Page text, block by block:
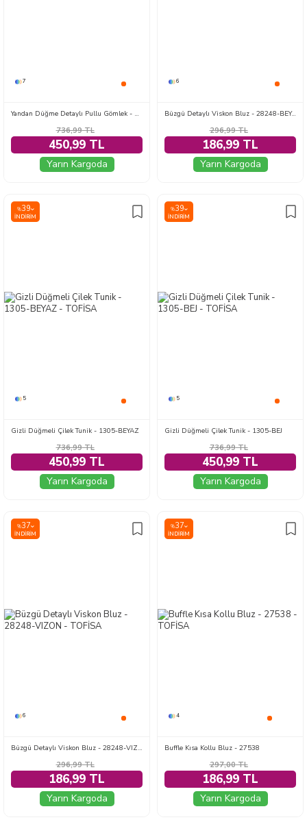
7
Yandan Düğme Detaylı Pullu Gömlek - 1304-BEYAZ
736,99TL
450,99 TL
Yarın Kargoda
6
Büzgü Detaylı Viskon Bluz - 28248-BEYAZ
296,99TL
186,99 TL
Yarın Kargoda
%39
İNDIRIM
5
Gizli Düğmeli Çilek Tunik - 1305-BEYAZ
736,99TL
450,99 TL
Yarın Kargoda
%39
İNDIRIM
5
Gizli Düğmeli Çilek Tunik - 1305-BEJ
736,99TL
450,99 TL
Yarın Kargoda
%37
İNDIRIM
6
Büzgü Detaylı Viskon Bluz - 28248-VIZON
296,99TL
186,99 TL
Yarın Kargoda
%37
İNDIRIM
4
Buffle Kısa Kollu Bluz - 27538
297,00TL
186,99 TL
Yarın Kargoda